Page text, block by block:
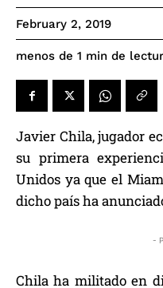
February 2, 2019
menos de 1 min de
Javier Chila, jugador
su primera
Unidos ya que el
dicho país ha
-
Chila ha militado en